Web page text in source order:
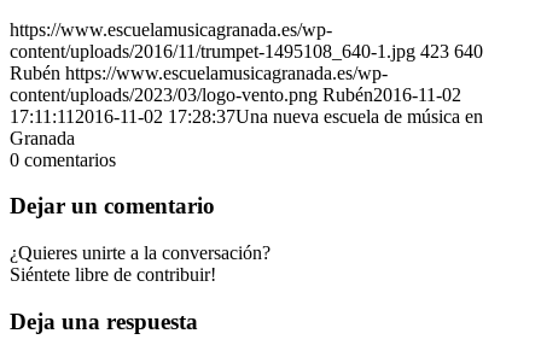
https://www.escuelamusicagranada.es/wp-
content/uploads/2016/11/trumpet-1495108_640-1.jpg 423 640
Rubén https://www.escuelamusicagranada.es/wp-
content/uploads/2023/03/logo-vento.png Rubén2016-11-02
17:11:11 2016-11-02 17:28:37Una nueva escuela de música en
Granada
0 comentarios
Dejar un comentario
¿Quieres unirte a la conversación?
Siéntete libre de contribuir!
Deja una respuesta